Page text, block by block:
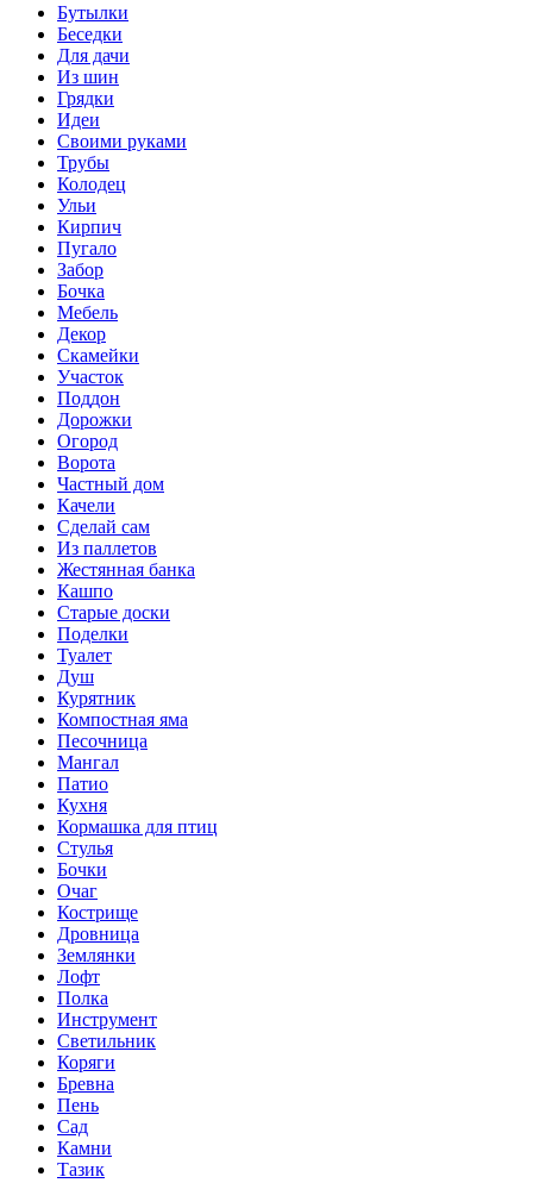
Бутылки
Беседки
Для дачи
Из шин
Грядки
Идеи
Своими руками
Трубы
Колодец
Ульи
Кирпич
Пугало
Забор
Бочка
Мебель
Декор
Скамейки
Участок
Поддон
Дорожки
Огород
Ворота
Частный дом
Качели
Сделай сам
Из паллетов
Жестянная банка
Кашпо
Старые доски
Поделки
Туалет
Душ
Курятник
Компостная яма
Песочница
Мангал
Патио
Кухня
Кормашка для птиц
Стулья
Бочки
Очаг
Кострище
Дровница
Землянки
Лофт
Полка
Инструмент
Светильник
Коряги
Бревна
Пень
Сад
Камни
Тазик